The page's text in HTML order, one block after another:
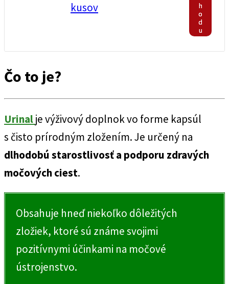
kusov
h
o
d
u
Čo to je?
Urinalje výživový doplnok vo forme kapsúl
s čisto prírodným zložením. Je určený na
dlhodobú starostlivosť a podporu zdravých
močových ciest.
Obsahuje hneď niekoľko dôležitých
zložiek, ktoré sú známe svojimi
pozitívnymi účinkami na močové
ústrojenstvo.